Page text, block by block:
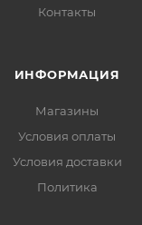
Контакты
ИНФОРМАЦИЯ
Магазины
Условия оплаты
Условия доставки
Политика